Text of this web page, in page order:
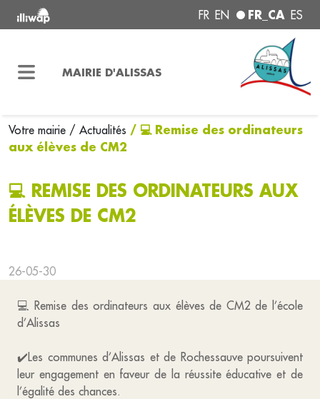
FR EN FR_CA ES
MAIRIE D'ALISSAS
Votre mairie / Actualités / 💻 Remise des ordinateurs
aux élèves de CM2
💻 REMISE DES ORDINATEURS AUX
ÉLÈVES DE CM2
26-05-30
💻 Remise des ordinateurs aux élèves de CM2 de l’école
d’Alissas
✔️Les communes d’Alissas et de Rochessauve poursuivent
leur engagement en faveur de la réussite éducative et de
l’égalité des chances.